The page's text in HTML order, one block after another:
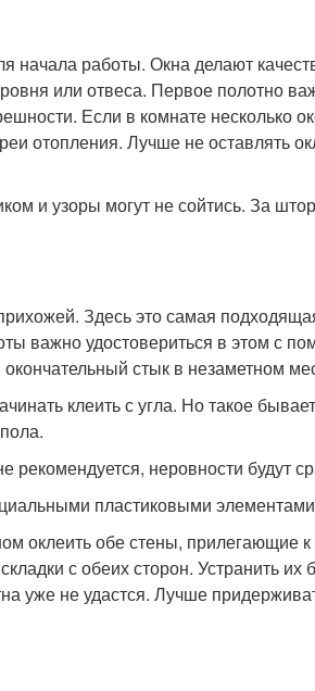
начала работы. Окна делают
или отвеса. Первое полотно
Если в комнате несколько
отопления. Лучше не оставлять
и узоры могут не сойтись. За
Здесь это самая
важно удостовериться в этом с
стык в незаметном
клеить с угла. Но такое
неровности будут
пластиковыми
оклеить обе стены, прилегающие к
с обеих сторон. Устранить их
уже не удастся. Лучше